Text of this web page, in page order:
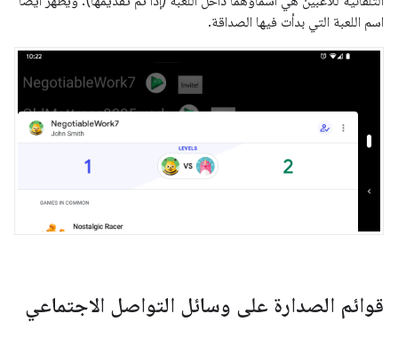
اسم اللعبة التي بدأت فيها الصداقة.
قوائم الصدارة على وسائل التواصل الاجتماعي